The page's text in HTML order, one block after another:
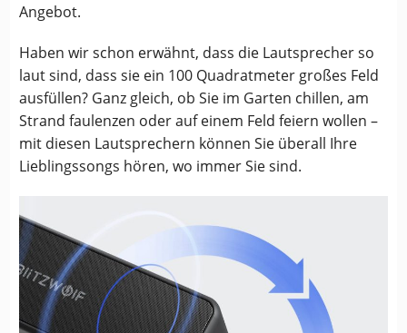
Angebot.
Haben wir schon erwähnt, dass die Lautsprecher so
laut sind, dass sie ein 100 Quadratmeter großes Feld
ausfüllen? Ganz gleich, ob Sie im Garten chillen, am
Strand faulenzen oder auf einem Feld feiern wollen –
mit diesen Lautsprechern können Sie überall Ihre
Lieblingssongs hören, wo immer Sie sind.